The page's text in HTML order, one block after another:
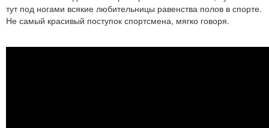
тут под ногами всякие любительницы равенства полов в спорте.
Не самый красивый поступок спортсмена, мягко говоря.